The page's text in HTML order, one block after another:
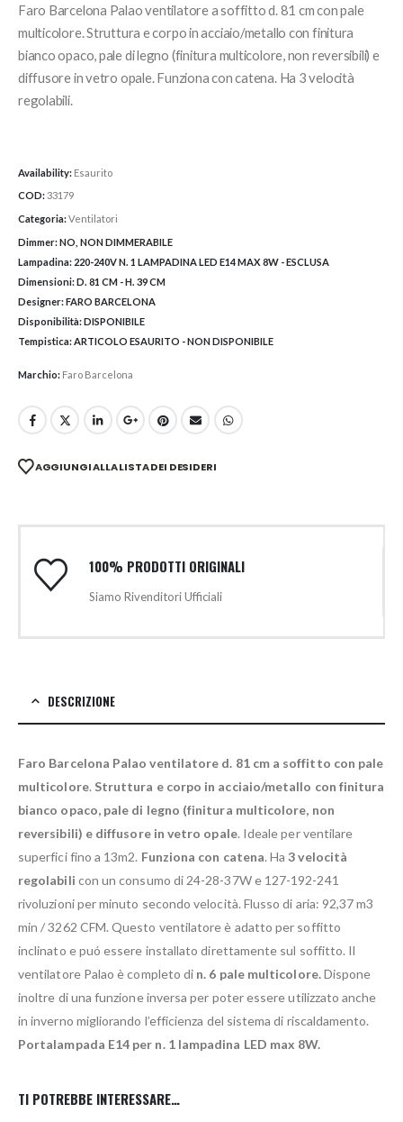
era:
103,90€.
è:
83,00€.
Faro Barcelona Palao ventilatore a soffitto d. 81 cm con pale
multicolore. Struttura e corpo in acciaio/metallo con finitura
bianco opaco, pale di legno (finitura multicolore, non reversibili) e
diffusore in vetro opale. Funziona con catena. Ha 3 velocità
regolabili.
Availability: Esaurito
COD:33179
Categoria:Ventilatori
Dimmer:NO, NON DIMMERABILE
Lampadina: 220-240V N. 1 LAMPADINA LED E14 MAX 8W - ESCLUSA
Dimensioni:D. 81 CM - H. 39 CM
Designer:FARO BARCELONA
Disponibilità:DISPONIBILE
Tempistica:ARTICOLO ESAURITO - NON DISPONIBILE
Marchio: Faro Barcelona
AGGIUNGI ALLA LISTA DEI DESIDERI
100% PRODOTTI ORIGINALI
Siamo Rivenditori Ufficiali
DESCRIZIONE
Faro Barcelona Palao ventilatore d. 81 cm a soffitto con pale
multicolore. Struttura e corpo in acciaio/metallo con finitura
bianco opaco, pale di legno (finitura multicolore, non
reversibili) e diffusore in vetro opale. Ideale per ventilare
superfici fino a 13m2. Funziona con catena. Ha3 velocità
regolabili con un consumo di 24-28-37W e 127-192-241
rivoluzioni per minuto secondo velocità. Flusso di aria: 92,37 m3
min / 3262 CFM. Questo ventilatore è adatto per soffitto
inclinato e puó essere installato direttamente sul soffitto. Il
ventilatore Palao è completo di n. 6 pale multicolore.Dispone
inoltre di una funzione inversa per poter essere utilizzato anche
in inverno migliorando l’efficienza del sistema di riscaldamento.
Portalampada E14 per n. 1 lampadina LED max 8W.
TI POTREBBE INTERESSARE…